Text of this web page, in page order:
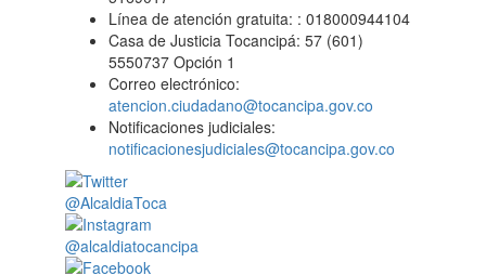
Línea de atención gratuita: : 018000944104
Casa de Justicia Tocancipá: 57 (601)
5550737 Opción 1
Correo electrónico:
atencion.ciudadano@tocancipa.gov.co
Notificaciones judiciales:
notificacionesjudiciales@tocancipa.gov.co
@AlcaldiaToca
@alcaldiatocancipa